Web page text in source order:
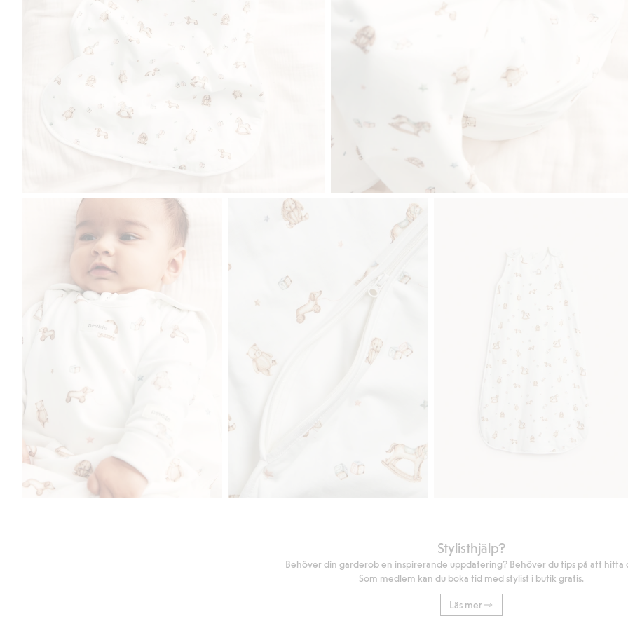
Stylisthjälp?
Behöver din garderob en inspirerande uppdatering? Behöver du tips på att hitta
Som medlem kan du boka tid med stylist i butik gratis.
Läs mer